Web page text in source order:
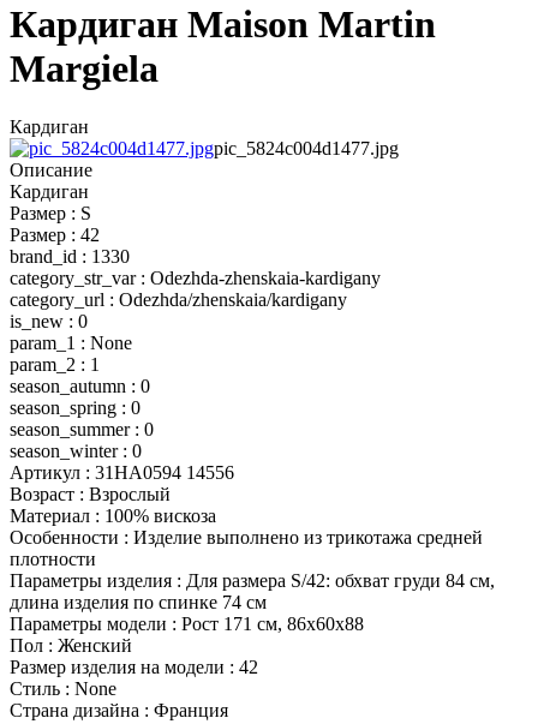
Кардиган Maison Martin
Margiela
Кардиган
pic_5824c004d1477.jpg
Описание
Кардиган
Размер : S
Размер : 42
brand_id : 1330
category_str_var : Odezhda-zhenskaia-kardigany
category_url : Odezhda/zhenskaia/kardigany
is_new : 0
param_1 : None
param_2 : 1
season_autumn : 0
season_spring : 0
season_summer : 0
season_winter : 0
Артикул : 31HA0594 14556
Возраст : Взрослый
Материал : 100% вискоза
Особенности : Изделие выполнено из трикотажа средней
плотности
Параметры изделия : Для размера S/42: обхват груди 84 см,
длина изделия по спинке 74 см
Параметры модели : Рост 171 см, 86х60х88
Пол : Женский
Размер изделия на модели : 42
Стиль : None
Страна дизайна : Франция